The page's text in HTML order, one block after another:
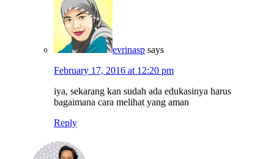
evrinasp says
February 17, 2016 at 12:20 pm
iya, sekarang kan sudah ada edukasinya harus
bagaimana cara melihat yang aman
Reply